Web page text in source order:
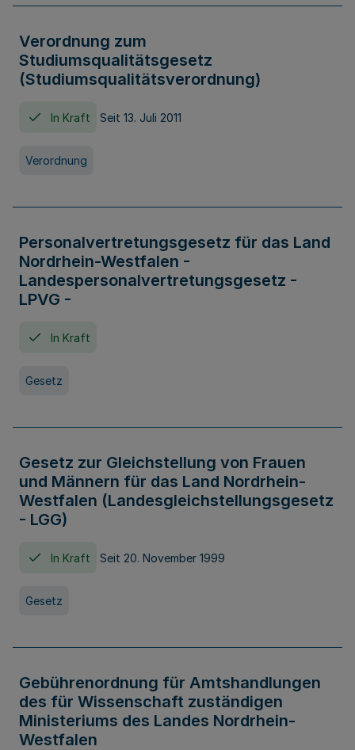
Verordnung zum
Studiumsqualitätsgesetz
(Studiumsqualitätsverordnung)
In Kraft Seit 13. Juli 2011
Verordnung
Personalvertretungsgesetz für das Land
Nordrhein-Westfalen -
Landespersonalvertretungsgesetz -
LPVG -
In Kraft
Gesetz
Gesetz zur Gleichstellung von Frauen
und Männern für das Land Nordrhein-
Westfalen (Landesgleichstellungsgesetz
- LGG)
In Kraft Seit 20. November 1999
Gesetz
Gebührenordnung für Amtshandlungen
des für Wissenschaft zuständigen
Ministeriums des Landes Nordrhein-
Westfalen